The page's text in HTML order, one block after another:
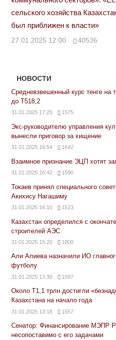
сельского хозяйства
был приближен к власти»
27.01.2025 12:00 40536
НОВОСТИ
Средневзвешенный курс тенге на
до Т518,2
31.01.2025 17:25 1575
Экс-руководителю управления
вынесли приговор за хищение
31.01.2025 16:54 1642
Взаимное признание ЭЦП хотят
31.01.2025 16:42 1590
Токаев принял специального
Акихису Нагашиму
31.01.2025 16:10 1523
Казахстан определился с
строителей АЭС
31.01.2025 15:20 1800
Али Алиева назначили ИО
футболу
31.01.2025 13:30 1597
Около Т1,1 трлн достигли
Казахстана на начало года
31.01.2025 13:18 1557
Сенатор: Финансирование МЭПР
несопоставимо с его задачами